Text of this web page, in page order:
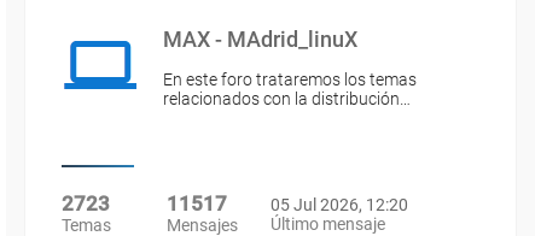
MAX - MAdrid_linuX
En este foro trataremos los temas
relacionados con la distribución…
2723
Temas
11517
Mensajes
05 Jul 2026, 12:20
Último mensaje